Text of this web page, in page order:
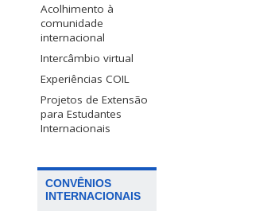
Acolhimento à
comunidade
internacional
Intercâmbio virtual
Experiências COIL
Projetos de Extensão
para Estudantes
Internacionais
CONVÊNIOS
INTERNACIONAIS